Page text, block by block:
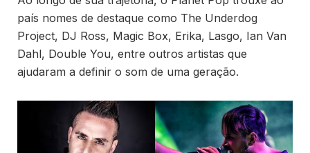
país nomes de destaque como The Underdog
Project, DJ Ross, Magic Box, Erika, Lasgo, Ian Van
Dahl, Double You, entre outros artistas que
ajudaram a definir o som de uma geração.